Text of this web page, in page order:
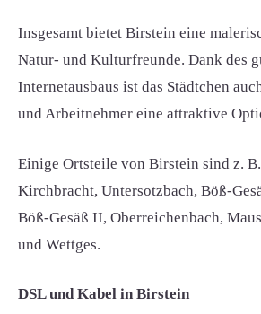
Insgesamt bietet Birstein eine
Natur- und Kulturfreunde. Dank des
Internetausbaus ist das Städtchen
und Arbeitnehmer eine attraktive
Einige Ortsteile von Birstein sind z.
Kirchbracht, Untersotzbach, Böß-
Böß-Gesäß II, Oberreichenbach,
und Wettges.
DSL und Kabel in Birstein